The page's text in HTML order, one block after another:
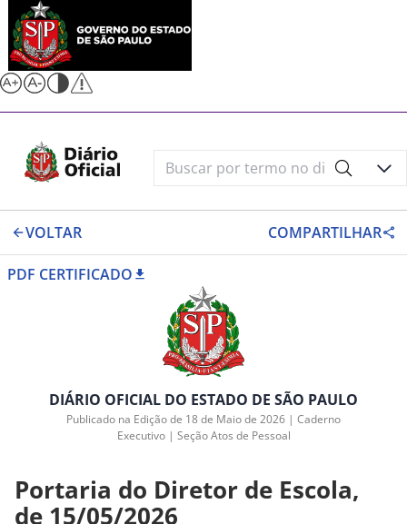
VOLTAR COMPARTILHAR
PDF CERTIFICADO
DIÁRIO OFICIAL DO ESTADO DE SÃO PAULO
Publicado na Edição de 18 de Maio de 2026 | Caderno
Executivo | Seção Atos de Pessoal
Portaria do Diretor de Escola,
de 15/05/2026